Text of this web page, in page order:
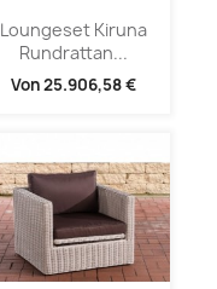
Loungeset Kiruna
Rundrattan...
Von25.906,58 €